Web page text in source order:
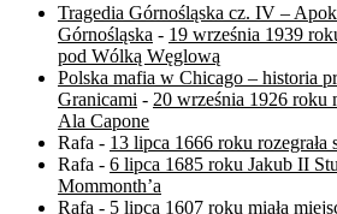
Tragedia Górnośląska cz. IV –
Górnośląska - 19 września 1939
pod Wólką Węglową
Polska mafia w Chicago – historia
Granicami - 20 września 1926 roku
Ala Capone
Rafa - 13 lipca 1666 roku
Rafa - 6 lipca 1685 roku Jakub II
Mommonth’a
Rafa - 5 lipca 1607 roku miała